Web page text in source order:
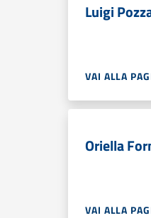
Luigi
VAI ALLA
Oriella
VAI ALLA